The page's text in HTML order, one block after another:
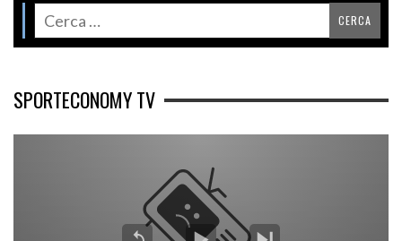
SPORTECONOMY TV